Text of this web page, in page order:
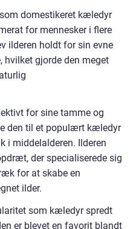
domestikeret kæledyr
for mennesker i flere
ilderen holdt for sin evne
hvilket gjorde den meget
for sine tamme og
den til et populært kæledyr
i middelalderen. Ilderen
der specialiserede sig
for at skabe en
ilder.
som kæledyr spredt
er blevet en favorit blandt